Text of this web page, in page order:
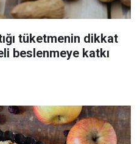
tüketmenin dikkat
beslenmeye katkı